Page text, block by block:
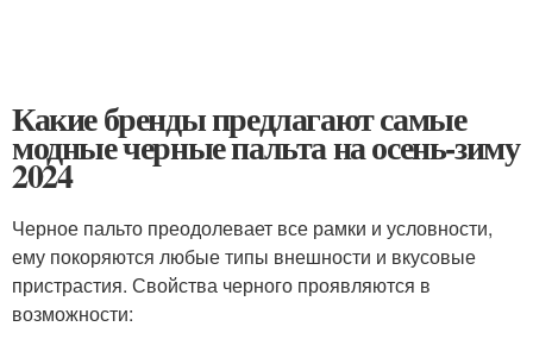
Какие бренды предлагают самые
модные черные пальта на осень-зиму
2024
Черное пальто преодолевает все рамки и условности,
ему покоряются любые типы внешности и вкусовые
пристрастия. Свойства черного проявляются в
возможности: